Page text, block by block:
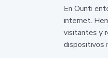
En Ounti
internet.
visitantes y
dispositivos